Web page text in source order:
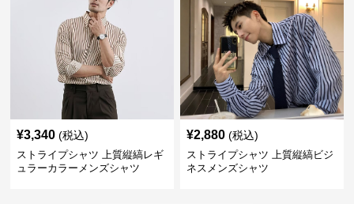
¥3,340 (税込)
ストライプシャツ 上質縦縞レギ
ュラーカラーメンズシャツ
¥2,880 (税込)
ストライプシャツ 上質縦縞ビジ
ネスメンズシャツ